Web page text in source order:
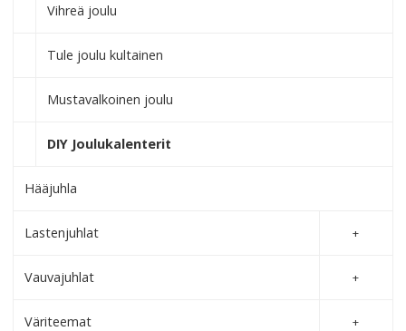
Vihreä joulu
Tule joulu kultainen
Mustavalkoinen joulu
DIY Joulukalenterit
Hääjuhla
Lastenjuhlat
Vauvajuhlat
Väriteemat